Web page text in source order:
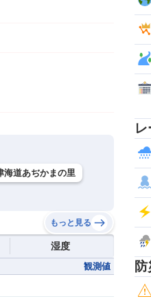
海道あぢかまの里
もっと見る
湿度
観測値